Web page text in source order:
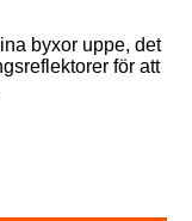
byxor uppe, det
för att